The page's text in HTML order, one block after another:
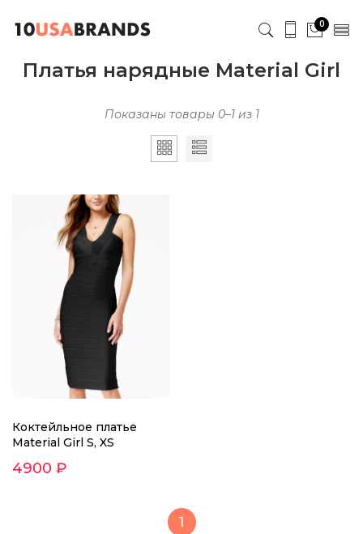
0
Платья нарядные Material Girl
Показаны товары 0–1 из 1
Коктейльное платье
Material Girl S, XS
4900 ₽
1